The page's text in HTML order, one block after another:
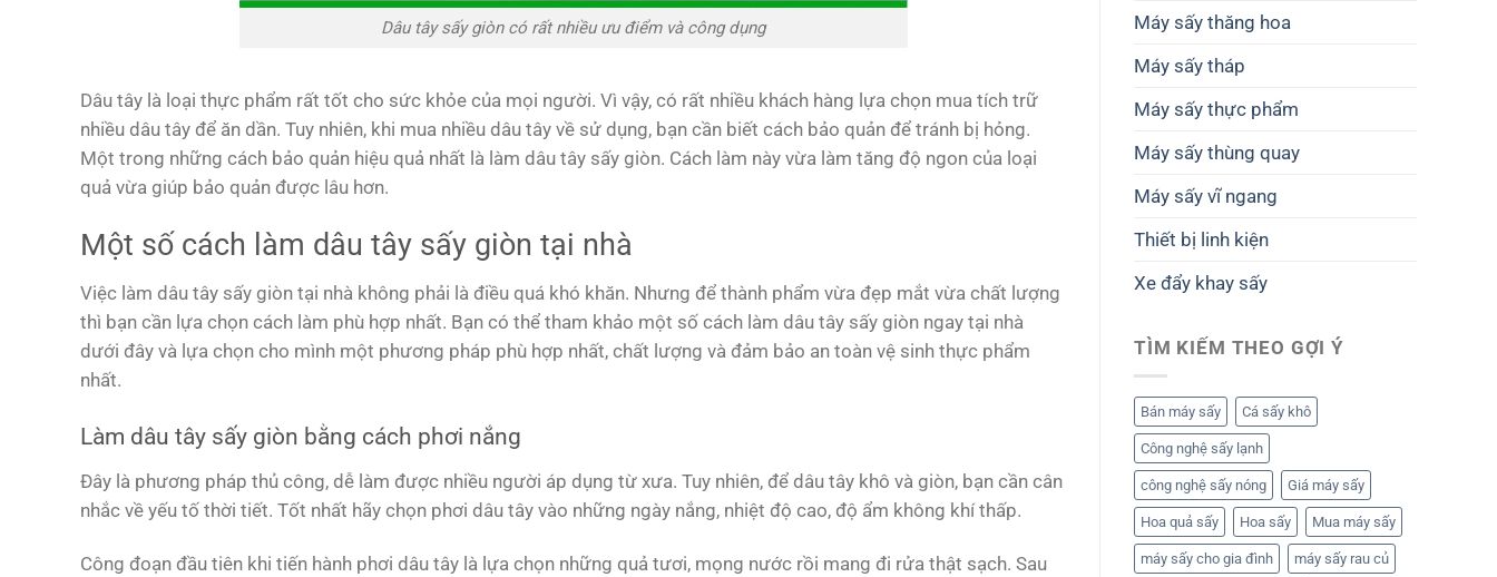
Dâu tây sấy giòn có rất nhiều ưu điểm và công dụng
Dâu tây là loại thực phẩm rất tốt cho sức khỏe của mọi người. Vì vậy, có rất nhiều khách hàng lựa chọn mua tích trữ
nhiều dâu tây để ăn dần. Tuy nhiên, khi mua nhiều dâu tây về sử dụng, bạn cần biết cách bảo quản để tránh bị hỏng.
Một trong những cách bảo quản hiệu quả nhất là làm dâu tây sấy giòn. Cách làm này vừa làm tăng độ ngon của loại
quả vừa giúp bảo quản được lâu hơn.
Một số cách làm dâu tây sấy giòn tại nhà
Việc làm dâu tây sấy giòn tại nhà không phải là điều quá khó khăn. Nhưng để thành phẩm vừa đẹp mắt vừa chất lượng
thì bạn cần lựa chọn cách làm phù hợp nhất. Bạn có thể tham khảo một số cách làm dâu tây sấy giòn ngay tại nhà
dưới đây và lựa chọn cho mình một phương pháp phù hợp nhất, chất lượng và đảm bảo an toàn vệ sinh thực phẩm
nhất.
Làm dâu tây sấy giòn bằng cách phơi nắng
Đây là phương pháp thủ công, dễ làm được nhiều người áp dụng từ xưa. Tuy nhiên, để dâu tây khô và giòn, bạn cần cân
nhắc về yếu tố thời tiết. Tốt nhất hãy chọn phơi dâu tây vào những ngày nắng, nhiệt độ cao, độ ẩm không khí thấp.
Công đoạn đầu tiên khi tiến hành phơi dâu tây là lựa chọn những quả tươi, mọng nước rồi mang đi rửa thật sạch. Sau
Máy sấy thăng hoa
Máy sấy tháp
Máy sấy thực phẩm
Máy sấy thùng quay
Máy sấy vĩ ngang
Thiết bị linh kiện
Xe đẩy khay sấy
TÌM KIẾM THEO GỢI Ý
Bán máy sấy Cá sấy khô
Công nghệ sấy lạnh
công nghệ sấy nóng Giá máy sấy
Hoa quả sấy Hoa sấy Mua máy sấy
máy sấy cho gia đình máy sấy rau củ